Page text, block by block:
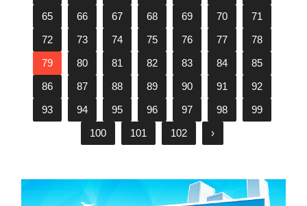
65
66 67 68 69 70
71
72
73 74 75 76 77
78
79
80 81 82 83 84
85
86
87 88 89 90 91
92
93
94 95 96 97 98
99
100
101 102 ›